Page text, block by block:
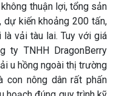
thuận lợi, tổng sản
kiến khoảng 200 tấn,
vải tàu lai. Tuy với giá
ty TNHH DragonBerry
u hồng ngoài thị trường
con nông dân rất phấn